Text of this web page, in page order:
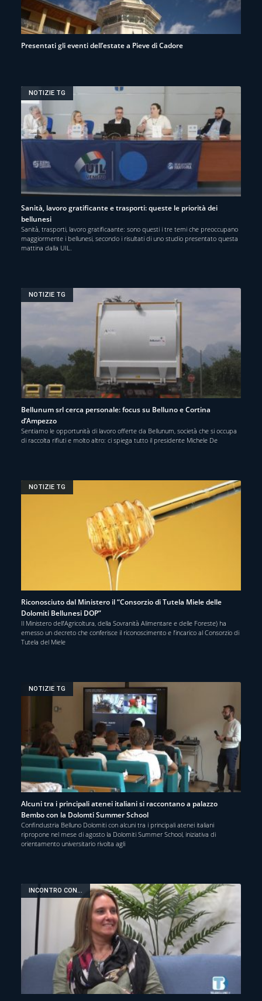
Presentati gli eventi dell’estate a Pieve di Cadore
NOTIZIE TG
Sanità, lavoro gratificante e trasporti: queste le priorità dei
bellunesi
Sanità, trasporti, lavoro gratificaante: sono questi i tre temi che preoccupano
maggiormente i bellunesi, secondo i risultati di uno studio presentato questa
mattina dalla UIL.
NOTIZIE TG
Bellunum srl cerca personale: focus su Belluno e Cortina
d’Ampezzo
Sentiamo le opportunità di lavoro offerte da Bellunum, società che si occupa
di raccolta rifiuti e molto altro: ci spiega tutto il presidente Michele De
NOTIZIE TG
Riconosciuto dal Ministero il “Consorzio di Tutela Miele delle
Dolomiti Bellunesi DOP”
Il Ministero dell’Agricoltura, della Sovranità Alimentare e delle Foreste) ha
emesso un decreto che conferisce il riconoscimento e l’incarico al Consorzio di
Tutela del Miele
NOTIZIE TG
Alcuni tra i principali atenei italiani si raccontano a palazzo
Bembo con la Dolomti Summer School
Confindustria Belluno Dolomiti con alcuni tra i principali atenei italiani
ripropone nel mese di agosto la Dolomiti Summer School, iniziativa di
orientamento universitario rivolta agli
INCONTRO CON...